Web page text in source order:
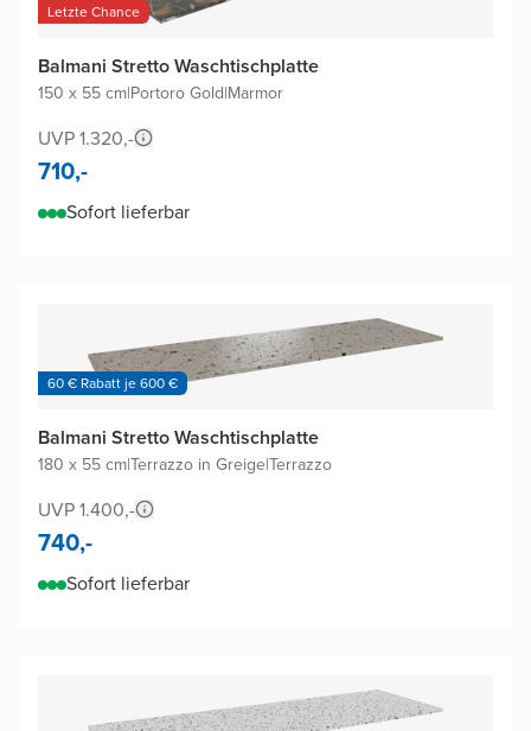
Letzte Chance
Balmani Stretto Waschtischplatte
150 x 55 cm|Portoro Gold|Marmor
UVP 1.320,-
710,-
Sofort lieferbar
60 € Rabatt je 600 €
Balmani Stretto Waschtischplatte
180 x 55 cm|Terrazzo in Greige|Terrazzo
UVP 1.400,-
740,-
Sofort lieferbar